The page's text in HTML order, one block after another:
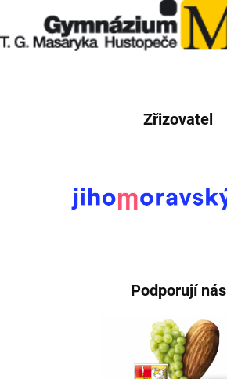
Zřizovatel
Podporují nás